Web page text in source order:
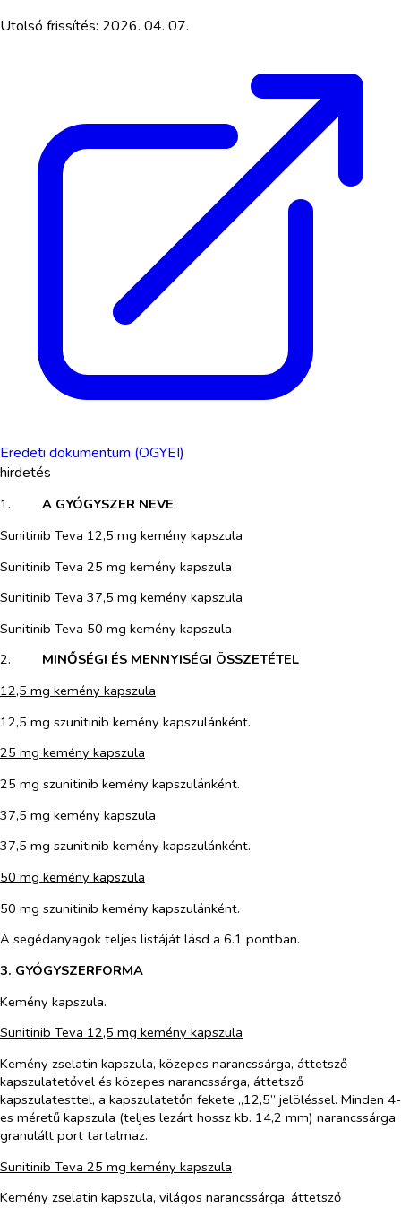
Utolsó frissítés: 2026. 04. 07.
Eredeti dokumentum (OGYEI)
hirdetés
1.​
A GYÓGYSZER NEVE
Sunitinib Teva 12,5 mg kemény kapszula
Sunitinib Teva 25 mg kemény kapszula
Sunitinib Teva 37,5 mg kemény kapszula
Sunitinib Teva 50 mg kemény kapszula
2.​
MINŐSÉGI ÉS MENNYISÉGI ÖSSZETÉTEL
12,5 mg kemény kapszula
12,5 mg szunitinib kemény kapszulánként.
25 mg kemény kapszula
25 mg szunitinib kemény kapszulánként.
37,5 mg kemény kapszula
37,5 mg szunitinib kemény kapszulánként.
50 mg kemény kapszula
50 mg szunitinib kemény kapszulánként.
A segédanyagok teljes listáját lásd a 6.1 pontban.
3. GYÓGYSZERFORMA
Kemény kapszula.
Sunitinib Teva 12,5 mg kemény kapszula
Kemény zselatin kapszula, közepes narancssárga, áttetsző
kapszulatetővel és közepes narancssárga, áttetsző
kapszulatesttel, a kapszulatetőn fekete „12,5” jelöléssel. Minden 4-
es méretű kapszula (teljes lezárt hossz kb. 14,2 mm) narancssárga
granulált port tartalmaz.
Sunitinib Teva 25 mg kemény kapszula
Kemény zselatin kapszula, világos narancssárga, áttetsző